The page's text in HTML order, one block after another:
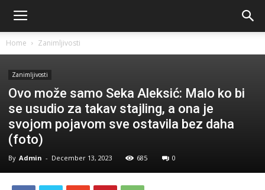
Home Zanimljivosti
Zanimljivosti
Ovo može samo Seka Aleksić: Malo ko bi
se usudio za takav stajling, a ona je
svojom pojavom sve ostavila bez daha
(foto)
By Admin - December 13, 2023 685 0